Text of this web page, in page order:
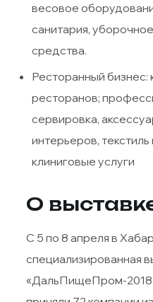
весовое
санитария,
средства.
Ресторанный
ресторанов;
сервировка,
интерьеров,
клиниговые услуги
О
С 5 по 8 апреля в
специализированная
«ДальПищеПром-